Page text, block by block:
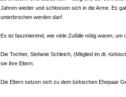
Jahren wieder und schlossen sich in die Arme. Es
unterbrochen werden darf.
Es ist faszinierend, wie viele Zufälle nötig waren,
Die Tochter, Stefanie Schleich, (Mitglied im dt.-
sie ihre Eltern.
Die Eltern setzen sich zu dem türkischen Ehepaar